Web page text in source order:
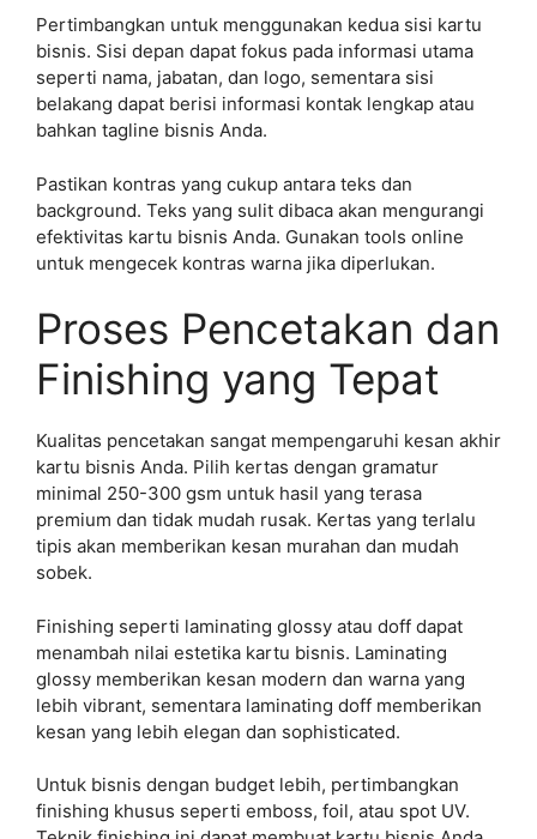
Pertimbangkan untuk menggunakan kedua sisi kartu
bisnis. Sisi depan dapat fokus pada informasi utama
seperti nama, jabatan, dan logo, sementara sisi
belakang dapat berisi informasi kontak lengkap atau
bahkan tagline bisnis Anda.
Pastikan kontras yang cukup antara teks dan
background. Teks yang sulit dibaca akan mengurangi
efektivitas kartu bisnis Anda. Gunakan tools online
untuk mengecek kontras warna jika diperlukan.
Proses Pencetakan dan
Finishing yang Tepat
Kualitas pencetakan sangat mempengaruhi kesan akhir
kartu bisnis Anda. Pilih kertas dengan gramatur
minimal 250-300 gsm untuk hasil yang terasa
premium dan tidak mudah rusak. Kertas yang terlalu
tipis akan memberikan kesan murahan dan mudah
sobek.
Finishing seperti laminating glossy atau doff dapat
menambah nilai estetika kartu bisnis. Laminating
glossy memberikan kesan modern dan warna yang
lebih vibrant, sementara laminating doff memberikan
kesan yang lebih elegan dan sophisticated.
Untuk bisnis dengan budget lebih, pertimbangkan
finishing khusus seperti emboss, foil, atau spot UV.